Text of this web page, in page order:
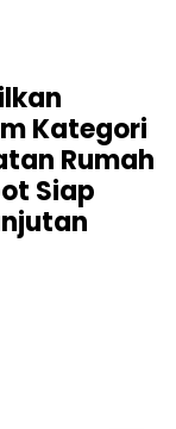
Kategori
Rumah
Siap